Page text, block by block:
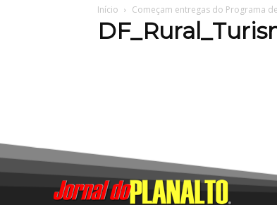
Início Começam entregas do Programa